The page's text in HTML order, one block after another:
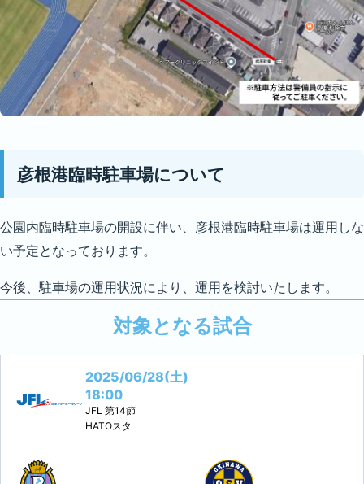
彦根港臨時駐車場について
公園内臨時駐車場の開設に伴い、彦根港臨時駐車場は運用しな
い予定となっております。
今後、駐車場の運用状況により、運用を検討いたします。
対象となる試合
2025/06/28(土)
18:00
JFL 第14節
HATOスタ